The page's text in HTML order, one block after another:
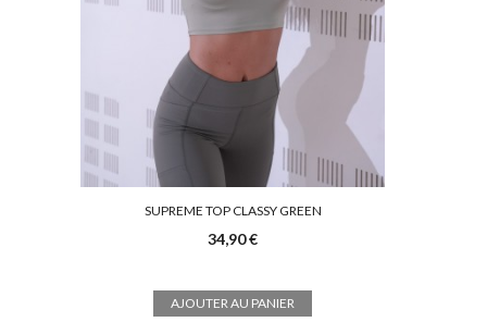
SUPREME TOP CLASSY GREEN
34,90 €
AJOUTER AU PANIER